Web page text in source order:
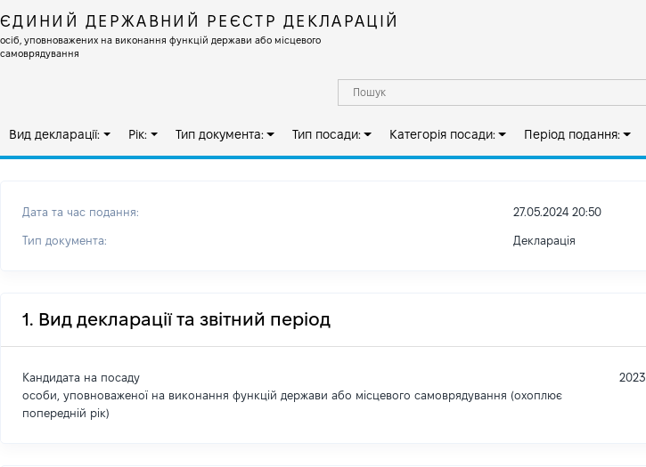
ЄДИНИЙ ДЕРЖАВНИЙ РЕЄСТР ДЕКЛАРАЦІЙ
осіб, уповноважених на виконання функцій держави або місцевого
самоврядування
Вид декларації: Рік: Тип документа: Тип посади: Категорія посади: Період подання:
Дата та час подання: 27.05.2024 20:50
Тип документа: Декларація
1. Вид декларації та звітний період
Кандидата на посаду
особи, уповноваженої на виконання функцій держави або місцевого самоврядування (охоплює
попередній рік)
2023